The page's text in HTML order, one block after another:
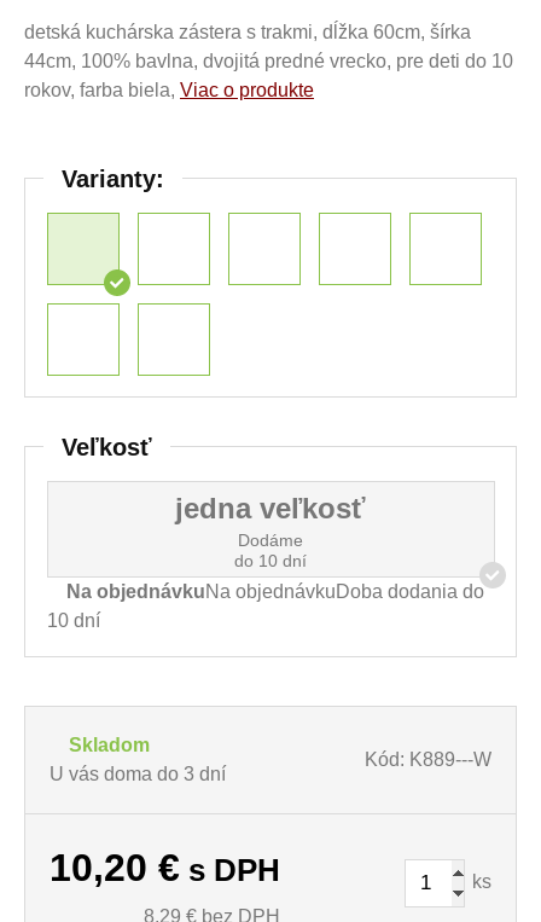
detská kuchárska zástera s trakmi, dĺžka 60cm, šírka
44cm, 100% bavlna, dvojitá predné vrecko, pre deti do 10
rokov, farba biela, Viac o produkte
Varianty:
Veľkosť
jedna veľkosť
Dodáme
do 10 dní
Na objednávkuNa objednávkuDoba dodania do
10 dní
Skladom
U vás doma do 3 dní
Kód: K889---W
10,20 € s DPH
8,29 € bez DPH
ks